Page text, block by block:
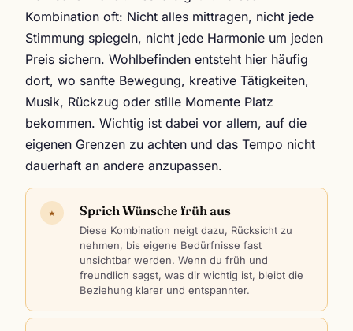
Kombination oft: Nicht alles mittragen, nicht jede
Stimmung spiegeln, nicht jede Harmonie um jeden
Preis sichern. Wohlbefinden entsteht hier häufig
dort, wo sanfte Bewegung, kreative Tätigkeiten,
Musik, Rückzug oder stille Momente Platz
bekommen. Wichtig ist dabei vor allem, auf die
eigenen Grenzen zu achten und das Tempo nicht
dauerhaft an andere anzupassen.
★ Sprich Wünsche früh aus
Diese Kombination neigt dazu, Rücksicht zu
nehmen, bis eigene Bedürfnisse fast
unsichtbar werden. Wenn du früh und
freundlich sagst, was dir wichtig ist, bleibt die
Beziehung klarer und entspannter.